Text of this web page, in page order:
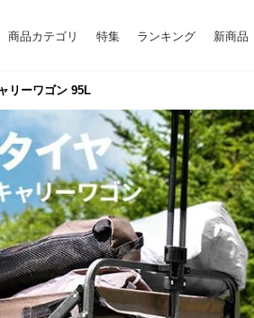
商品カテゴリ 特集 ランキング 新商品
リーワゴン 95L